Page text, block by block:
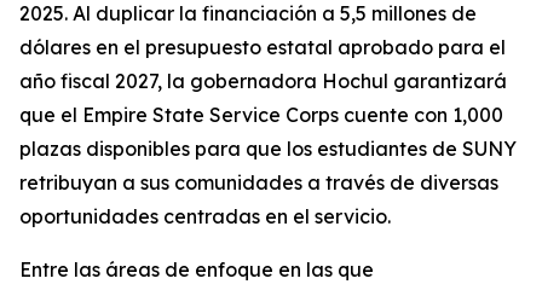
2025. Al duplicar la financiación a 5,5 millones de
dólares en el presupuesto estatal aprobado para el
año fiscal 2027, la gobernadora Hochul garantizará
que el Empire State Service Corps cuente con 1,000
plazas disponibles para que los estudiantes de SUNY
retribuyan a sus comunidades a través de diversas
oportunidades centradas en el servicio.
Entre las áreas de enfoque en las que